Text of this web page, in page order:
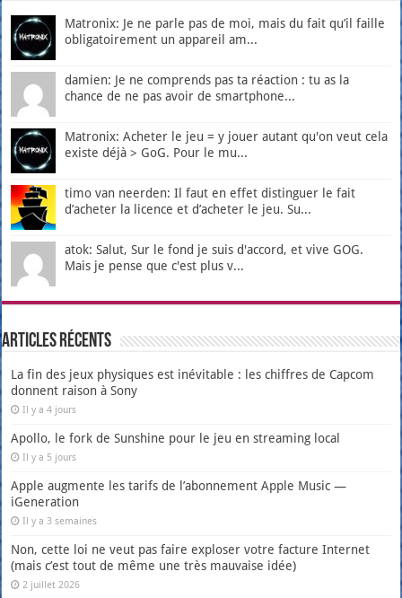
Matronix: Je ne parle pas de moi, mais du fait qu’il faille
obligatoirement un appareil am...
damien: Je ne comprends pas ta réaction : tu as la
chance de ne pas avoir de smartphone...
Matronix: Acheter le jeu = y jouer autant qu'on veut cela
existe déjà > GoG. Pour le mu...
timo van neerden: Il faut en effet distinguer le fait
d’acheter la licence et d’acheter le jeu. Su...
atok: Salut, Sur le fond je suis d'accord, et vive GOG.
Mais je pense que c'est plus v...
Articles récents
La fin des jeux physiques est inévitable : les chiffres de Capcom
donnent raison à Sony
Il y a 4 jours
Apollo, le fork de Sunshine pour le jeu en streaming local
Il y a 5 jours
Apple augmente les tarifs de l’abonnement Apple Music —
iGeneration
Il y a 3 semaines
Non, cette loi ne veut pas faire exploser votre facture Internet
(mais c’est tout de même une très mauvaise idée)
2 juillet 2026